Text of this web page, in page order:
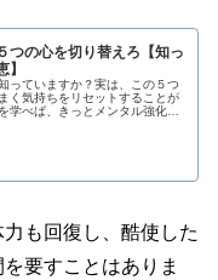
つの心を切り替えろ【知っ
っていますか？実は、この５つ
く気持ちをリセットすることが
学べば、きっとメンタル強化に
も回復し、酷使した
要すことはありま